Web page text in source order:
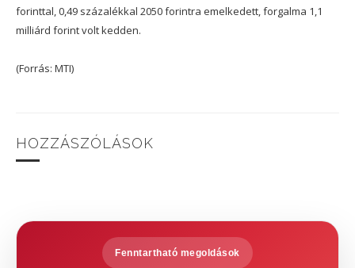
forinttal, 0,49 százalékkal 2050 forintra emelkedett, forgalma 1,1
milliárd forint volt kedden.
(Forrás: MTI)
HOZZÁSZÓLÁSOK
Fenntartható megoldások